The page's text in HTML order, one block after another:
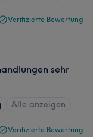
Verifizierte Bewertung
sehr
Alle anzeigen
Verifizierte Bewertung